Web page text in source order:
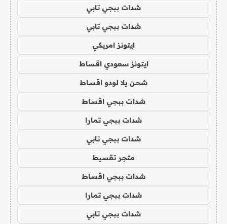
شدات ببجي تابي
شدات ببجي تابي
ايتونز امريكي
ايتونز سعودي اقساط
شحن يلا لودو اقساط
شدات ببجي اقساط
شدات ببجي تمارا
شدات ببجي تابي
متجر تقسيط
شدات ببجي اقساط
شدات ببجي تمارا
شدات ببجي تابي